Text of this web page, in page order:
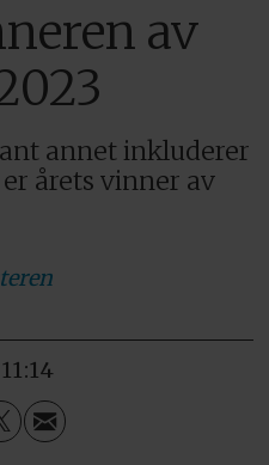
av
annet inkluderer
årets vinner av